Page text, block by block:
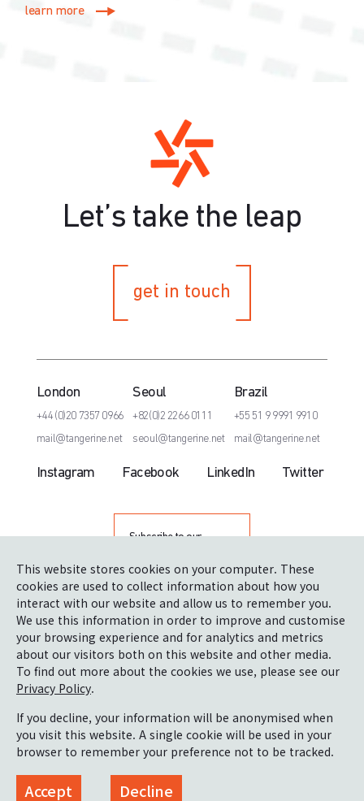
This website stores cookies on your computer. These
cookies are used to collect information about how you
interact with our website and allow us to remember you.
We use this information in order to improve and customise
your browsing experience and for analytics and metrics
about our visitors both on this website and other media.
To find out more about the cookies we use, please see our
Privacy Policy.
If you decline, your information will be anonymised when
you visit this website. A single cookie will be used in your
browser to remember your preference not to be tracked.
Accept Decline
learn more
Let’s take the leap
get in touch
London
+44 (0)20 7357 0966
mail@tangerine.net
Seoul
+82(0)2 2266 0111
seoul@tangerine.net
Brazil
+55 51 9 9991 9910
mail@tangerine.net
Instagram Facebook LinkedIn Twitter
Subscribe to our
Terms & conditions
© tangerine limited2026